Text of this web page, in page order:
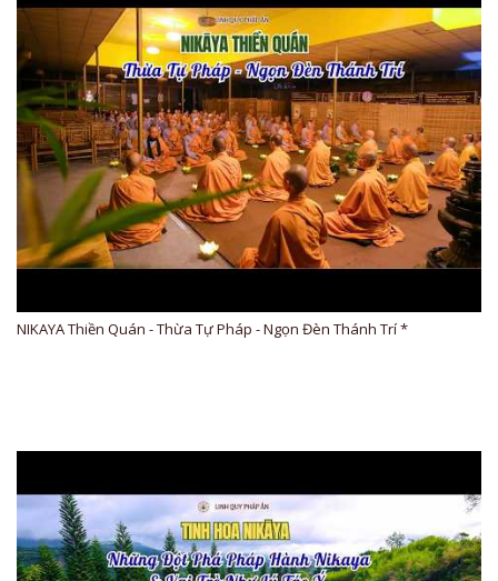
NIKAYA Thiền Quán - Thừa Tự Pháp - Ngọn Đèn Thánh Trí *